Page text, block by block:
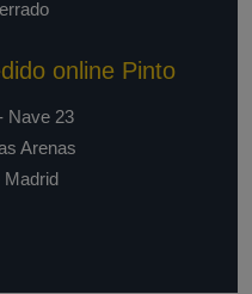
online Pinto
Nave 23
Arenas
Madrid